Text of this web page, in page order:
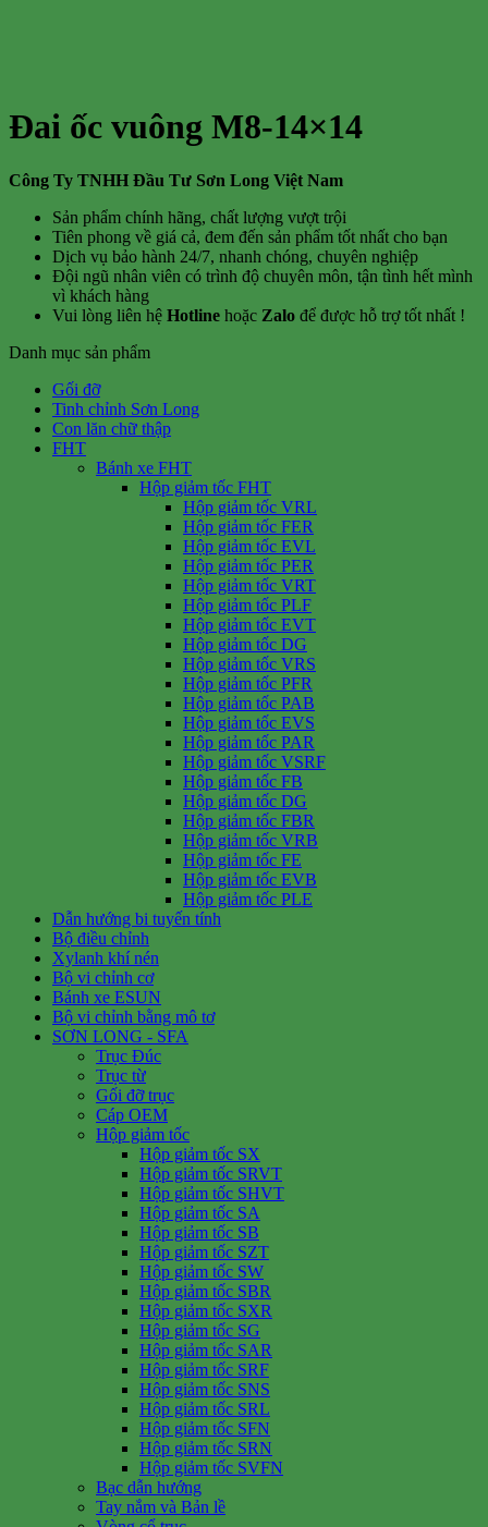
Đai ốc vuông M8-14×14
Công Ty TNHH Đầu Tư Sơn Long Việt Nam
Sản phẩm chính hãng, chất lượng vượt trội
Tiên phong về giá cả, đem đến sản phẩm tốt nhất cho bạn
Dịch vụ bảo hành 24/7, nhanh chóng, chuyên nghiệp
Đội ngũ nhân viên có trình độ chuyên môn, tận tình hết mình
vì khách hàng
Vui lòng liên hệ Hotline hoặc Zalo để được hỗ trợ tốt nhất !
Danh mục sản phẩm
Gối đỡ
Tinh chỉnh Sơn Long
Con lăn chữ thập
FHT
Bánh xe FHT
Hộp giảm tốc FHT
Hộp giảm tốc VRL
Hộp giảm tốc FER
Hộp giảm tốc EVL
Hộp giảm tốc PER
Hộp giảm tốc VRT
Hộp giảm tốc PLF
Hộp giảm tốc EVT
Hộp giảm tốc DG
Hộp giảm tốc VRS
Hộp giảm tốc PFR
Hộp giảm tốc PAB
Hộp giảm tốc EVS
Hộp giảm tốc PAR
Hộp giảm tốc VSRF
Hộp giảm tốc FB
Hộp giảm tốc DG
Hộp giảm tốc FBR
Hộp giảm tốc VRB
Hộp giảm tốc FE
Hộp giảm tốc EVB
Hộp giảm tốc PLE
Dẫn hướng bi tuyến tính
Bộ điều chỉnh
Xylanh khí nén
Bộ vi chỉnh cơ
Bánh xe ESUN
Bộ vi chỉnh bằng mô tơ
SƠN LONG - SFA
Trục Đúc
Trục từ
Gối đỡ trục
Cáp OEM
Hộp giảm tốc
Hộp giảm tốc SX
Hộp giảm tốc SRVT
Hộp giảm tốc SHVT
Hộp giảm tốc SA
Hộp giảm tốc SB
Hộp giảm tốc SZT
Hộp giảm tốc SW
Hộp giảm tốc SBR
Hộp giảm tốc SXR
Hộp giảm tốc SG
Hộp giảm tốc SAR
Hộp giảm tốc SRF
Hộp giảm tốc SNS
Hộp giảm tốc SRL
Hộp giảm tốc SFN
Hộp giảm tốc SRN
Hộp giảm tốc SVFN
Bạc dẫn hướng
Tay nắm và Bản lề